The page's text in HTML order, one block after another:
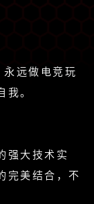
远做电竞玩
。
强大技术实
完美结合，不